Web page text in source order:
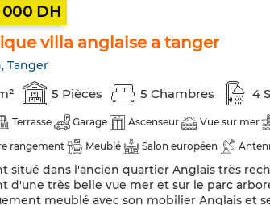
DH
villa anglaise a tanger
Tanger
5 Pièces 5 Chambres 4
Terrasse Garage Ascenseur Vue sur mer
rangement
Meublé Salon européen
Chauffage central Double vitrage
Micro-ondes
situé dans l'ancien quartier Anglais très
d'une très belle vue mer et sur le parc
meublé avec son mobilier Anglais et